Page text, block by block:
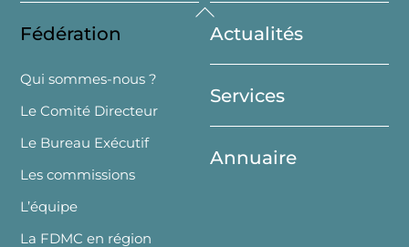
Back
To
Top
Fédération
Qui sommes-nous ?
Le Comité Directeur
Le Bureau Exécutif
Les commissions
L’équipe
La FDMC en région
Actualités
Services
Annuaire